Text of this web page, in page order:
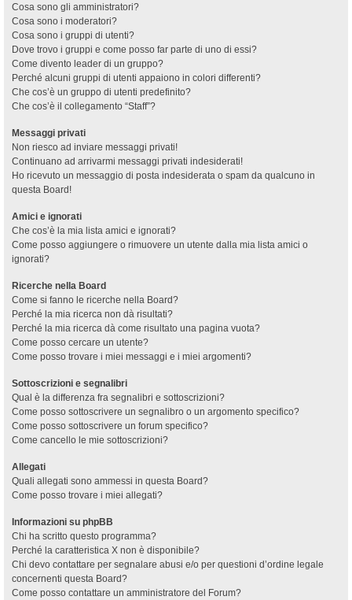
Cosa sono gli amministratori?
Cosa sono i moderatori?
Cosa sono i gruppi di utenti?
Dove trovo i gruppi e come posso far parte di uno di essi?
Come divento leader di un gruppo?
Perché alcuni gruppi di utenti appaiono in colori differenti?
Che cos’è un gruppo di utenti predefinito?
Che cos’è il collegamento “Staff”?
Messaggi privati
Non riesco ad inviare messaggi privati!
Continuano ad arrivarmi messaggi privati indesiderati!
Ho ricevuto un messaggio di posta indesiderata o spam da qualcuno in
questa Board!
Amici e ignorati
Che cos’è la mia lista amici e ignorati?
Come posso aggiungere o rimuovere un utente dalla mia lista amici o
ignorati?
Ricerche nella Board
Come si fanno le ricerche nella Board?
Perché la mia ricerca non dà risultati?
Perché la mia ricerca dà come risultato una pagina vuota?
Come posso cercare un utente?
Come posso trovare i miei messaggi e i miei argomenti?
Sottoscrizioni e segnalibri
Qual è la differenza fra segnalibri e sottoscrizioni?
Come posso sottoscrivere un segnalibro o un argomento specifico?
Come posso sottoscrivere un forum specifico?
Come cancello le mie sottoscrizioni?
Allegati
Quali allegati sono ammessi in questa Board?
Come posso trovare i miei allegati?
Informazioni su phpBB
Chi ha scritto questo programma?
Perché la caratteristica X non è disponibile?
Chi devo contattare per segnalare abusi e/o per questioni d’ordine legale
concernenti questa Board?
Come posso contattare un amministratore del Forum?